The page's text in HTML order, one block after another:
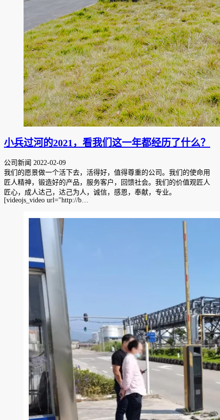
小兵过河的2021，看我们这一年都经历了什么？
公司新闻 2022-02-09
我们的愿景做一个活下去，活得好，值得尊重的公司。我们的使命用
匠人精神，锻造好的产品，服务客户，回馈社会。我们的价值观匠人
匠心，成人达己，达己为人，诚信，感恩，奉献，专业。
[videojs_video url="http://b…